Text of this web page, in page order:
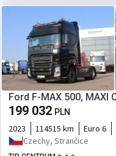
Ford F-MAX 500, MAXI
199 032 PLN
2023 114515 km Euro 6
Czechy, Strančice